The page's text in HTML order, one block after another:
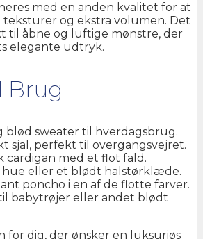
med en anden kvalitet for at
og ekstra volumen. Det
til åbne og luftige mønstre, der
elegante udtryk.
Brug
blød sweater til hverdagsbrug.
sjal, perfekt til overgangsvejret.
cardigan med et flot fald.
hue eller et blødt halstørklæde.
poncho i en af de flotte farver.
babytrøjer eller andet blødt
for dig, der ønsker en luksuriøs